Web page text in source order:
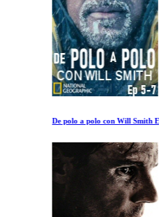
De polo a polo con Will Smith Ep 5-7